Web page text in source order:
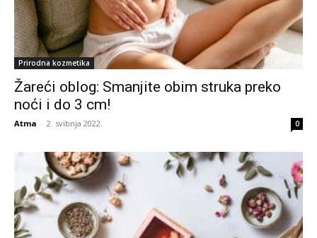
Prirodna kozmetika
Žareći oblog: Smanjite obim struka preko
noći i do 3 cm!
Atma - 2. svibnja 2022. 0